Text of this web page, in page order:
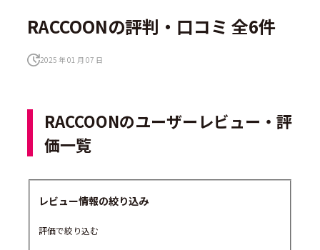
RACCOONの評判・口コミ 全6件
2025 年 01 月 07 日
RACCOONのユーザーレビュー・評
価一覧
レビュー情報の絞り込み
評価で絞り込む